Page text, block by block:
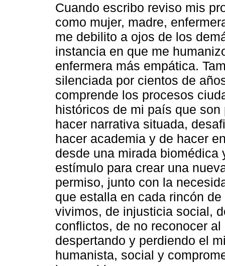
Cuando escribo reviso mis
como mujer, madre,
me debilito a ojos de los
instancia en que me
enfermera más empática.
silenciada por cientos de
comprende los procesos
históricos de mi país que
hacer narrativa situada,
hacer academia y de hacer
desde una mirada
estímulo para crear una
permiso, junto con la
que estalla en cada rincón
vivimos, de injusticia social,
conflictos, de no reconocer
despertando y perdiendo el
humanista, social y